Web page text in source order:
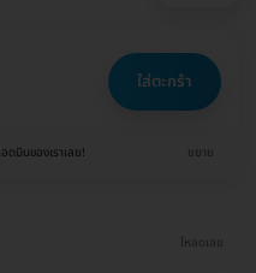
ใส่ตะกร้า
มินของเราเลย! ขยาย
โหลดเลย